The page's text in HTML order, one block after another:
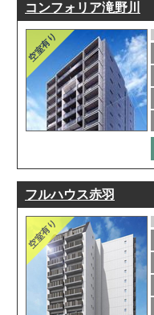
コンフォリア滝野川
フルハウス赤羽